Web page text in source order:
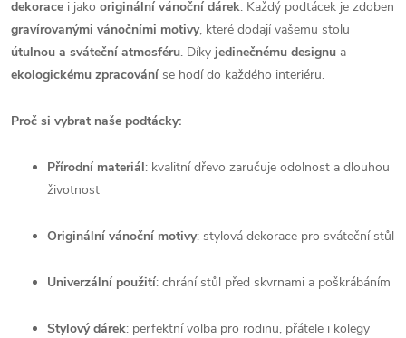
dekorace i jako originální vánoční dárek. Každý podtácek je zdoben
gravírovanými vánočními motivy, které dodají vašemu stolu
útulnou a sváteční atmosféru. Díky jedinečnému designu a
ekologickému zpracování se hodí do každého interiéru.
Proč si vybrat naše podtácky:
Přírodní materiál: kvalitní dřevo zaručuje odolnost a dlouhou
životnost
Originální vánoční motivy: stylová dekorace pro sváteční stůl
Univerzální použití: chrání stůl před skvrnami a poškrábáním
Stylový dárek: perfektní volba pro rodinu, přátele i kolegy